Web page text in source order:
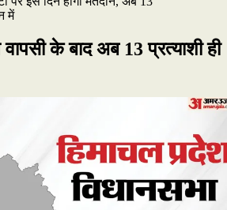
के बाद अब 13 प्रत्याशी ही